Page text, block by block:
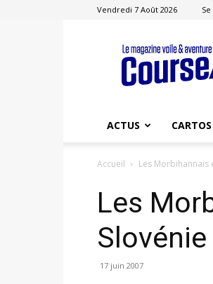
Vendredi 7 Août 2026
ACTUS
Accueil Les Morbihannais
Les
Slovénie
17 juin 2007